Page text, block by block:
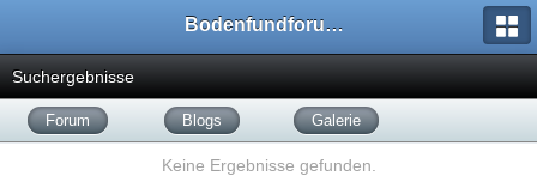
Bodenfundforum.com
Suchergebnisse
Forum Blogs Galerie
Keine Ergebnisse gefunden.